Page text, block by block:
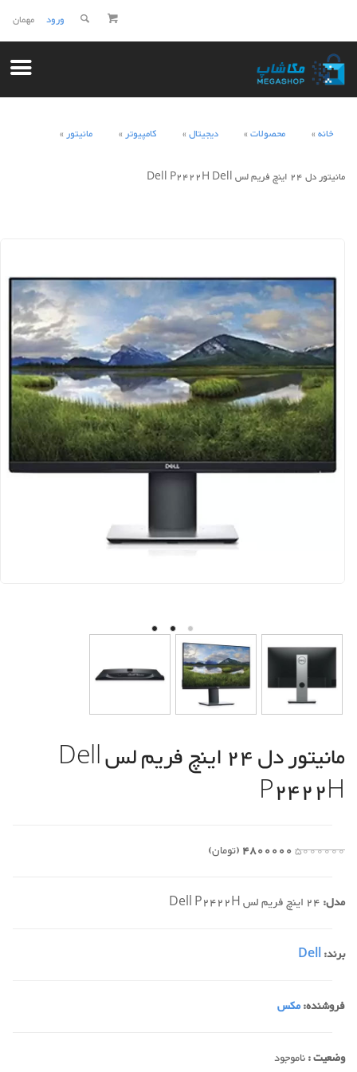
مهمان ورود
خانه محصولات دیجیتال کامپیوتر مانیتور
مانیتور دل 24 اینچ فریم لس Dell P2422H Dell
مانیتور دل 24 اینچ فریم لس Dell
P2422H
5000000
4800000(تومان)
مدل:24 اینچ فریم لس Dell P2422H
برند:Dell
فروشنده:مکس
وضعیت :ناموجود